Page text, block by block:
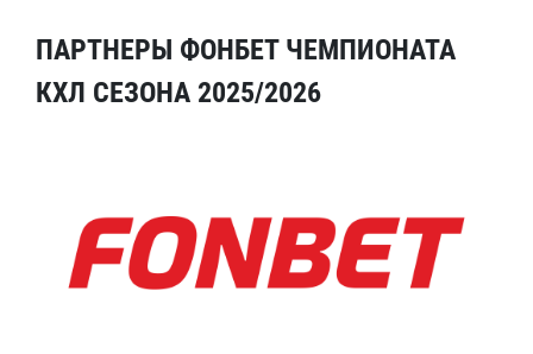
ПАРТНЕРЫ ФОНБЕТ ЧЕМПИОНАТА
КХЛ СЕЗОНА 2025/2026